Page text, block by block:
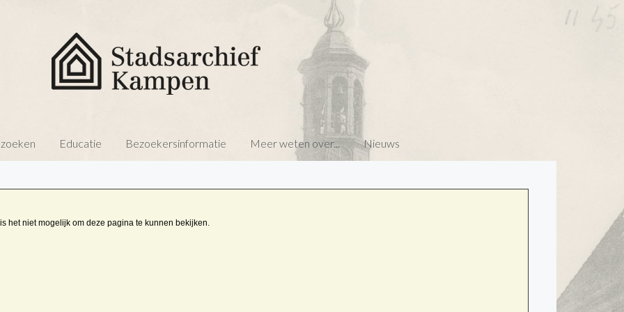
Educatie Bezoekersinformatie Meer weten over... Nieuws
het niet mogelijk om deze pagina te kunnen bekijken.